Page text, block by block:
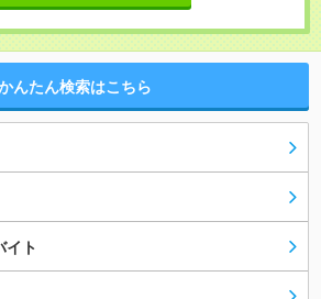
んたん検索はこちら
イト